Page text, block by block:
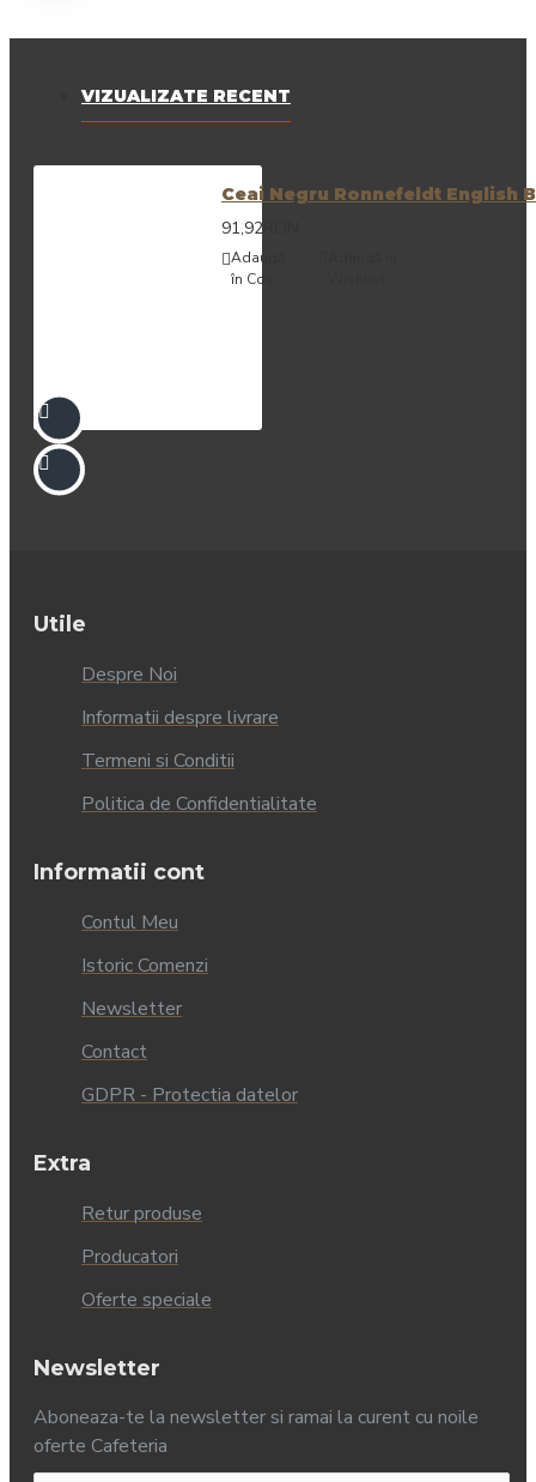
VIZUALIZATE RECENT
Ceai Negru Ronnefeldt English
91,92RON
Adaugă
în Coş
Utile
Despre Noi
Informatii despre livrare
Termeni si Conditii
Politica de Confidentialitate
Informatii cont
Contul Meu
Istoric Comenzi
Newsletter
Contact
GDPR - Protectia datelor
Extra
Retur produse
Producatori
Oferte speciale
Newsletter
Aboneaza-te la newsletter si ramai la curent cu noile
oferte Cafeteria